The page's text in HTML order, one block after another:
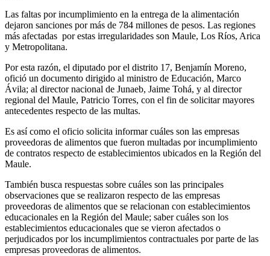
Las faltas por incumplimiento en la entrega de la alimentación
dejaron sanciones por más de 784 millones de pesos. Las regiones
más afectadas por estas irregularidades son Maule, Los Ríos, Arica
y Metropolitana.
Por esta razón, el diputado por el distrito 17, Benjamín Moreno,
ofició un documento dirigido al ministro de Educación, Marco
Ávila; al director nacional de Junaeb, Jaime Tohá, y al director
regional del Maule, Patricio Torres, con el fin de solicitar mayores
antecedentes respecto de las multas.
Es así como el oficio solicita informar cuáles son las empresas
proveedoras de alimentos que fueron multadas por incumplimiento
de contratos respecto de establecimientos ubicados en la Región del
Maule.
También busca respuestas sobre cuáles son las principales
observaciones que se realizaron respecto de las empresas
proveedoras de alimentos que se relacionan con establecimientos
educacionales en la Región del Maule; saber cuáles son los
establecimientos educacionales que se vieron afectados o
perjudicados por los incumplimientos contractuales por parte de las
empresas proveedoras de alimentos.